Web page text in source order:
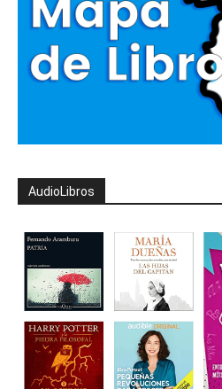
AudioLibros